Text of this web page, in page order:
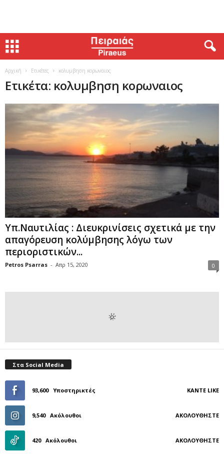
Αρχική Ετικέτες κολυμβηση κορωναιος
Ετικέτα: κολυμβηση κορωναιος
Υπ.Ναυτιλίας : Διευκρινίσεις σχετικά με την
απαγόρευση κολύμβησης λόγω των
περιοριστικών...
Petros Psarras - Απρ 15, 2020 0
Στα Social Media
93,600 Υποστηρικτές ΚΆΝΤΕ LIKE
9,540 Ακόλουθοι ΑΚΟΛΟΥΘΉΣΤΕ
420 Ακόλουθοι ΑΚΟΛΟΥΘΉΣΤΕ